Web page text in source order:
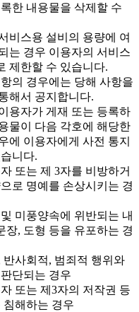
한 내용물을 삭제할 수
비스용 설비의 용량에 여
는 경우 이용자의 서비스
제한할 수 있습니다.
의 경우에는 당해 사항을
해서 공지합니다.
용자가 게재 또는 등록하
물이 다음 각호에 해당한
에 이용자에게 사전 통지
니다.
또는 제 3자를 비방하거
로 명예를 손상시키는 경
미풍양속에 위반되는 내
장, 도형 등을 유포하는 경
반사회적, 범죄적 행위와
단되는 경우
또는 제3자의 저작권 등
침해하는 경우